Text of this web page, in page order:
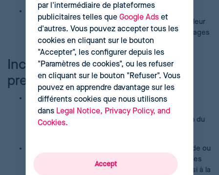
Segmentation naturelle du marché :
segmente efficacement les clients en fonction de leur
disposition à payer, permettant d'ajuster les messages
et les offres au fil du temps.
Inconvénients et risques à
prendre en compte
Attire la concurrence :Les marges bénéficiaires
élevées sont un signal clair pour que d'autres
concurrents entrent sur le marché, accélérant la fin du
Une réduction de prix trop rapide ou
drastique peut générer du mécontentement chez les
early adopters qui ont payé le prix fort, nuisant ainsi à la
par l'intermédiaire de plateformes
publicitaires telles que Google Adset
d'autres. Vous pouvez accepter tous les
cookies en cliquant sur le bouton
"Accepter", les configurer depuis les
"Paramètres de cookies", ou les refuser
en cliquant sur le bouton "Refuser". Vous
pouvez en apprendre davantage sur les
différents cookies que nous utilisons
dans Legal Notice, Privacy Policy, and
Cookies.
Accept